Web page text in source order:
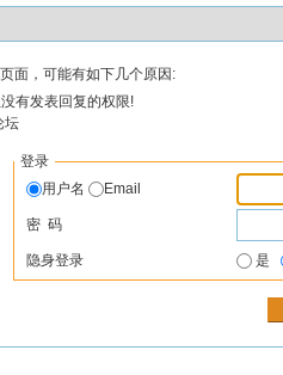
面，可能有如下几个原因:
有发表回复的权限!
坛
登录
用户名
Email
密 码
隐身登录 是